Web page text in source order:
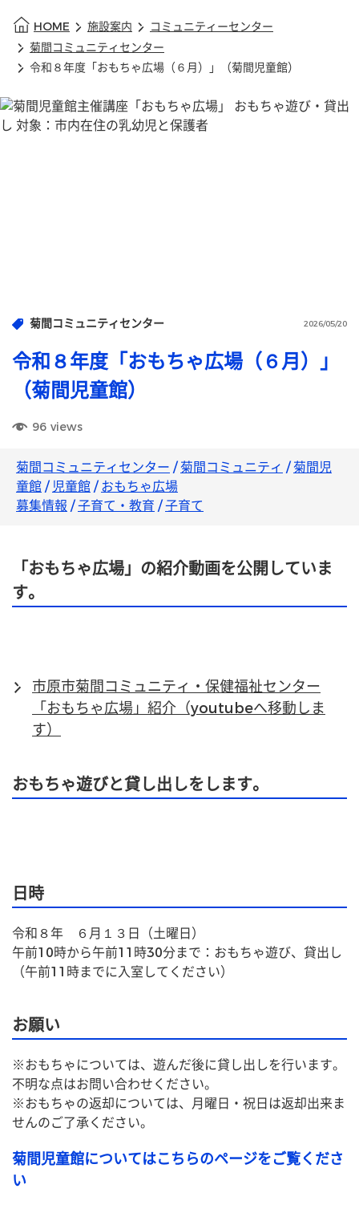
HOME 施設案内
コミュニティーセンター
菊間コミュニティセンター
令和８年度「おもちゃ広場（６月）」（菊間児童館）
菊間コミュニティセンター 2026/05/20
令和８年度「おもちゃ広場（６月）」
（菊間児童館）
96 views
菊間コミュニティセンター /菊間コミュニティ /菊間児
童館/児童館/おもちゃ広場
募集情報 /子育て・教育 /子育て
「おもちゃ広場」の紹介動画を公開していま
す。
市原市菊間コミュニティ・保健福祉センター
「おもちゃ広場」紹介（youtubeへ移動しま
す）
おもちゃ遊びと貸し出しをします。
日時
令和８年　６月１３日（土曜日）
午前10時から午前11時30分まで：おもちゃ遊び、貸出し
（午前11時までに入室してください）
お願い
※おもちゃについては、遊んだ後に貸し出しを行います。
不明な点はお問い合わせください。
※おもちゃの返却については、月曜日・祝日は返却出来ま
せんのご了承ください。
菊間児童館についてはこちらのページをご覧くださ
い